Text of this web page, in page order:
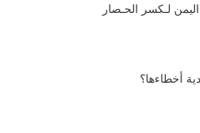
لـكسر الحـصار
أخطاءها؟